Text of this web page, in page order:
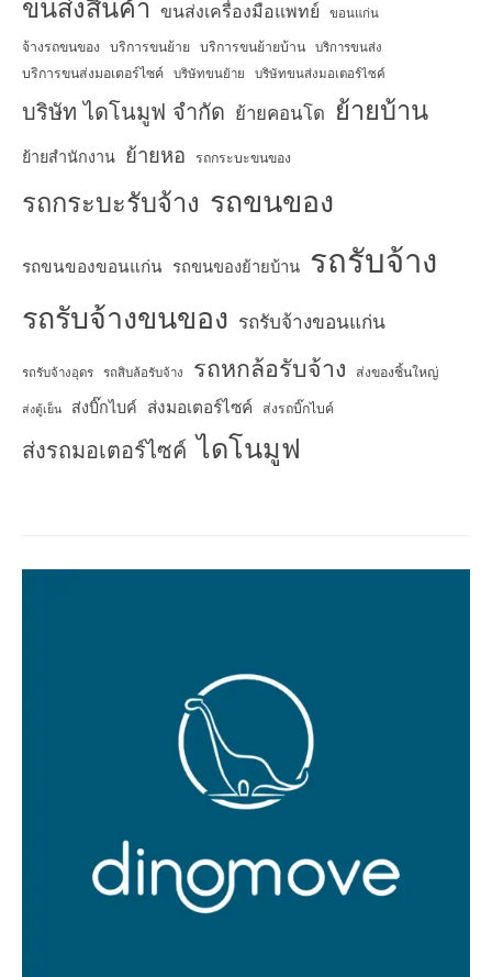
ขนส่งสินค้า ขนส่งเครื่องมือแพทย์ ขอนแก่น
จ้างรถขนของ บริการขนย้าย บริการขนย้ายบ้าน บริการขนส่ง
บริการขนส่งมอเตอร์ไซค์ บริษัทขนย้าย บริษัทขนส่งมอเตอร์ไซค์
บริษัท ไดโนมูฟ จำกัด ย้ายคอนโด ย้ายบ้าน
ย้ายสำนักงาน ย้ายหอ รถกระบะขนของ
รถกระบะรับจ้าง รถขนของ
รถขนของขอนแก่น รถขนของย้ายบ้าน รถรับจ้าง
รถรับจ้างขนของ รถรับจ้างขอนแก่น
รถรับจ้างอุดร รถสิบล้อรับจ้าง รถหกล้อรับจ้าง ส่งของชิ้นใหญ่
ส่งตู้เย็น ส่งบิ๊กไบค์ ส่งมอเตอร์ไซค์ ส่งรถบิ๊กไบค์
ส่งรถมอเตอร์ไซค์ ไดโนมูฟ